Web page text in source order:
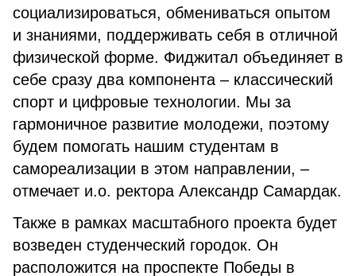
социализироваться, обмениваться опытом
и знаниями, поддерживать себя в отличной
физической форме. Фиджитал объединяет в
себе сразу два компонента – классический
спорт и цифровые технологии. Мы за
гармоничное развитие молодежи, поэтому
будем помогать нашим студентам в
самореализации в этом направлении, –
отмечает и.о. ректора Александр Самардак.
Также в рамках масштабного проекта будет
возведен студенческий городок. Он
расположится на проспекте Победы в